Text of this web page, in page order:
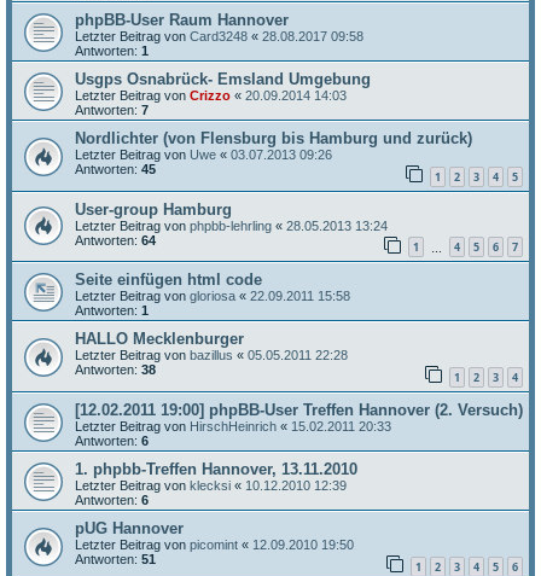
phpBB-User Raum Hannover
Letzter Beitrag von Card3248 « 28.08.2017 09:58
Antworten: 1
Usgps Osnabrück- Emsland Umgebung
Letzter Beitrag von Crizzo « 20.09.2014 14:03
Antworten: 7
Nordlichter (von Flensburg bis Hamburg und zurück)
Letzter Beitrag von Uwe « 03.07.2013 09:26
Antworten: 45 1 2 3 4 5
User-group Hamburg
Letzter Beitrag von phpbb-lehrling « 28.05.2013 13:24
Antworten: 64 1 4 5 6 7
Seite einfügen html code
Letzter Beitrag von gloriosa « 22.09.2011 15:58
Antworten: 1
HALLO Mecklenburger
Letzter Beitrag von bazillus « 05.05.2011 22:28
Antworten: 38 1 2 3 4
[12.02.2011 19:00] phpBB-User Treffen Hannover (2. Versuch)
Letzter Beitrag von HirschHeinrich « 15.02.2011 20:33
Antworten: 6
1. phpbb-Treffen Hannover, 13.11.2010
Letzter Beitrag von klecksi « 10.12.2010 12:39
Antworten: 6
pUG Hannover
Letzter Beitrag von picomint « 12.09.2010 19:50
Antworten: 51 1 2 3 4 5 6